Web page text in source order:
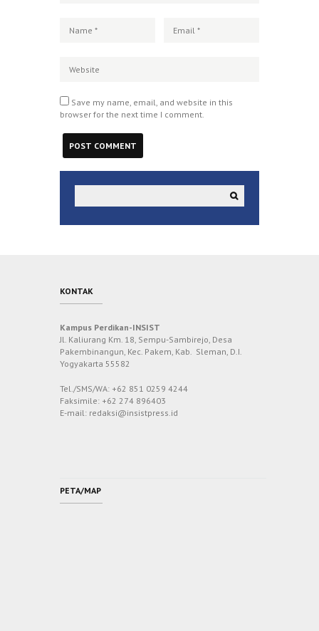
Save my name, email, and website in this
browser for the next time I comment.
KONTAK
Kampus Perdikan-INSIST
Jl. Kaliurang Km. 18, Sempu-Sambirejo, Desa
Pakembinangun, Kec. Pakem, Kab. Sleman, D.I.
Yogyakarta 55582
Tel./SMS/WA: +62 851 0259 4244
Faksimile: +62 274 896403
E-mail: redaksi@insistpress.id
PETA/MAP